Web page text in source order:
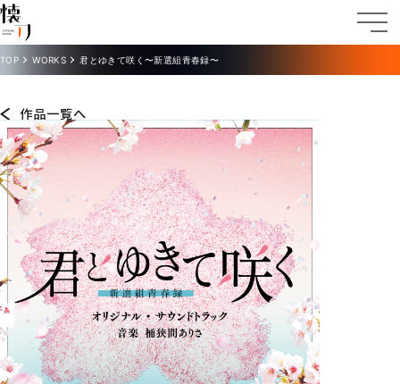
TOP WORKS 君とゆきて咲く〜新選組青春録〜
作品一覧へ